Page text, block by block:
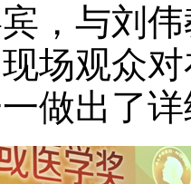
，与刘
场观众
做出了